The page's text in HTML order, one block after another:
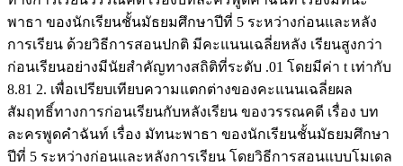
พาธา ของนักเรียนชั้นมัธยมศึกษาปีที่ 5 ระหว่างก่อนและหลัง
การเรียน ด้วยวิธีการสอนปกติ มีคะแนนเฉลี่ยหลัง เรียนสูงกว่า
ก่อนเรียนอย่างมีนัยสำคัญทางสถิติที่ระดับ .01 โดยมีค่า t เท่ากับ
8.81 2. เพื่อเปรียบเทียบความแตกต่างของคะแนนเฉลี่ยผล
สัมฤทธิ์ทางการก่อนเรียนกับหลังเรียน ของวรรณคดี เรื่อง บท
ละครพูดคำฉันท์ เรื่อง มัทนะพาธา ของนักเรียนชั้นมัธยมศึกษา
ปีที่ 5 ระหว่างก่อนและหลังการเรียน โดยวิธีการสอนแบบโมเดล